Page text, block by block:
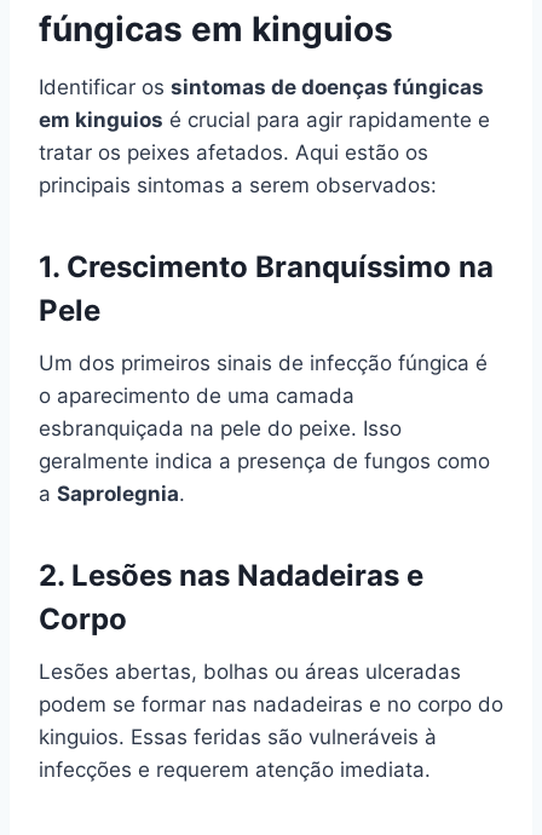
fúngicas em kinguios
Identificar os sintomas de doenças fúngicas
em kinguios é crucial para agir rapidamente e
tratar os peixes afetados. Aqui estão os
principais sintomas a serem observados:
1. Crescimento Branquíssimo na
Pele
Um dos primeiros sinais de infecção fúngica é
o aparecimento de uma camada
esbranquiçada na pele do peixe. Isso
geralmente indica a presença de fungos como
a Saprolegnia.
2. Lesões nas Nadadeiras e
Corpo
Lesões abertas, bolhas ou áreas ulceradas
podem se formar nas nadadeiras e no corpo do
kinguios. Essas feridas são vulneráveis à
infecções e requerem atenção imediata.